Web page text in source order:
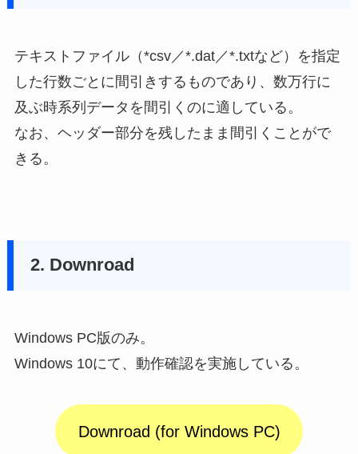
テキストファイル（*csv／*.dat／*.txtなど）を指定
した行数ごとに間引きするものであり、数万行に
及ぶ時系列データを間引くのに適している。
なお、ヘッダー部分を残したまま間引くことがで
きる。
2. Downroad
Windows PC版のみ。
Windows 10にて、動作確認を実施している。
Downroad (for Windows PC)